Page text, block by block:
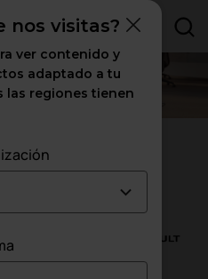
nos visitas?
ver contenido y
adaptado a tu
las regiones tienen